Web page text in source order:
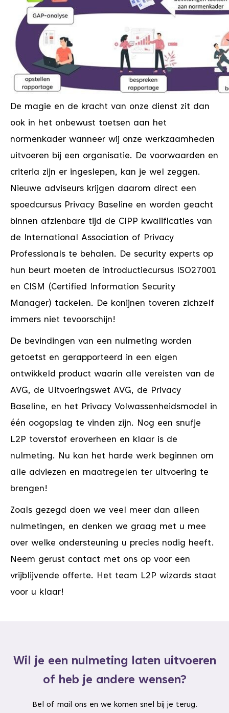
De magie en de kracht van onze dienst zit dan
ook in het onbewust toetsen aan het
normenkader wanneer wij onze werkzaamheden
uitvoeren bij een organisatie. De voorwaarden en
criteria zijn er ingeslepen, kan je wel zeggen.
Nieuwe adviseurs krijgen daarom direct een
spoedcursus Privacy Baseline en worden geacht
binnen afzienbare tijd de CIPP kwalificaties van
de International Association of Privacy
Professionals te behalen. De security experts op
hun beurt moeten de introductiecursus ISO27001
en CISM (Certified Information Security
Manager) tackelen. De konijnen toveren zichzelf
immers niet tevoorschijn!
De bevindingen van een nulmeting worden
getoetst en gerapporteerd in een eigen
ontwikkeld product waarin alle vereisten van de
AVG, de Uitvoeringswet AVG, de Privacy
Baseline, en het Privacy Volwassenheidsmodel in
één oogopslag te vinden zijn. Nog een snufje
L2P toverstof eroverheen en klaar is de
nulmeting. Nu kan het harde werk beginnen om
alle adviezen en maatregelen ter uitvoering te
brengen!
Zoals gezegd doen we veel meer dan alleen
nulmetingen, en denken we graag met u mee
over welke ondersteuning u precies nodig heeft.
Neem gerust contact met ons op voor een
vrijblijvende offerte. Het team L2P wizards staat
voor u klaar!
Wil je een nulmeting laten uitvoeren
of heb je andere wensen?
Bel of mail ons en we komen snel bij je terug.